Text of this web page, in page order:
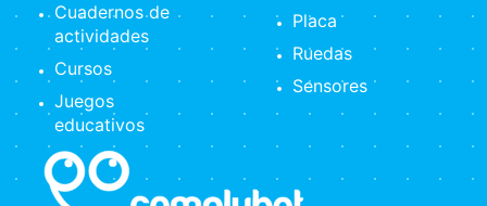
Cuadernos de
actividades
Cursos
Juegos
educativos
Placa
Ruedas
Sensores